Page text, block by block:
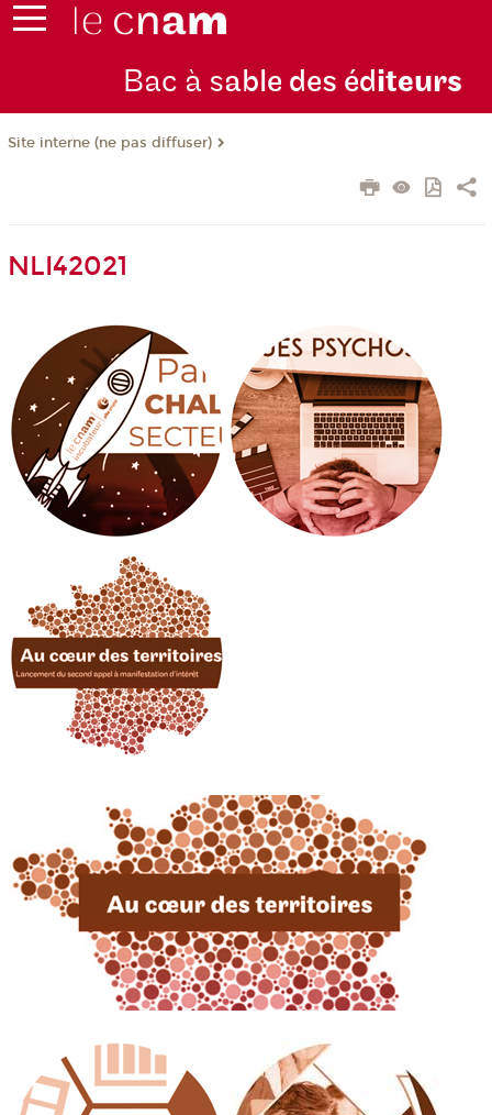
Bac à sable des éditeurs
Site interne (ne pas diffuser)
NLI42021